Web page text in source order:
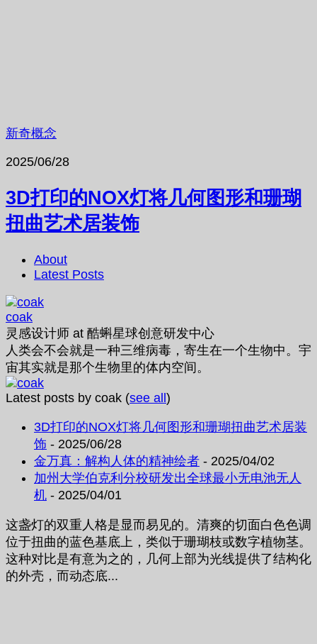
新奇概念
2025/06/28
3D打印的NOX灯将几何图形和珊瑚
扭曲艺术居装饰
About
Latest Posts
coak
灵感设计师 at 酷蝌星球创意研发中心
人类会不会就是一种三维病毒，寄生在一个生物中。宇
宙其实就是那个生物里的体内空间。
Latest posts by coak (see all)
3D打印的NOX灯将几何图形和珊瑚扭曲艺术居装
饰 - 2025/06/28
金万真：解构人体的精神绘者 - 2025/04/02
加州大学伯克利分校研发出全球最小无电池无人
机 - 2025/04/01
这盏灯的双重人格是显而易见的。清爽的切面白色色调
位于扭曲的蓝色基底上，类似于珊瑚枝或数字植物茎。
这种对比是有意为之的，几何上部为光线提供了结构化
的外壳，而动态底...